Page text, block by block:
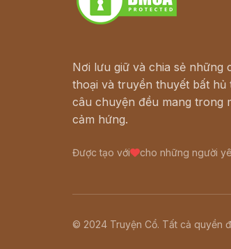
Nơi lưu giữ và chia sẻ những
thoại và truyền thuyết bất
câu chuyện đều mang trong
cảm hứng.
Được tạo với cho những người
© 2024 Truyện Cổ. Tất cả quyền